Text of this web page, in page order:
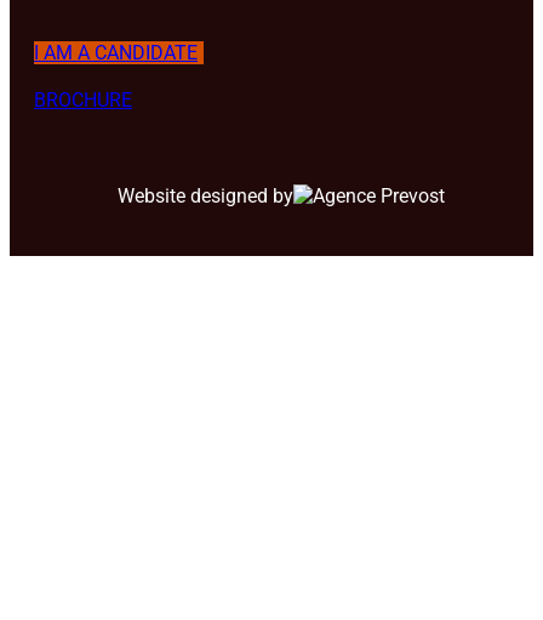
I AM A CANDIDATE
BROCHURE
Website designed by